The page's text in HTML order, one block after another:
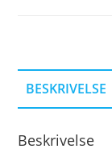
BESKRIVELSE
Beskrivelse